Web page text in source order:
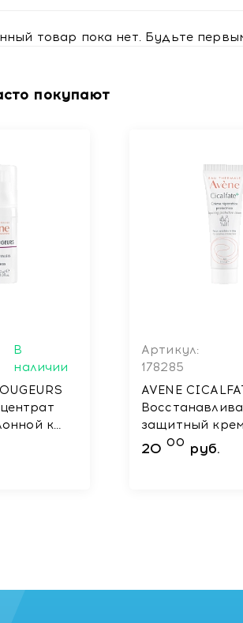
товар пока нет. Будьте
покупают
В
наличии
к
30 мл
Артикул:
178285
AVENE
защитный
20 00 руб.